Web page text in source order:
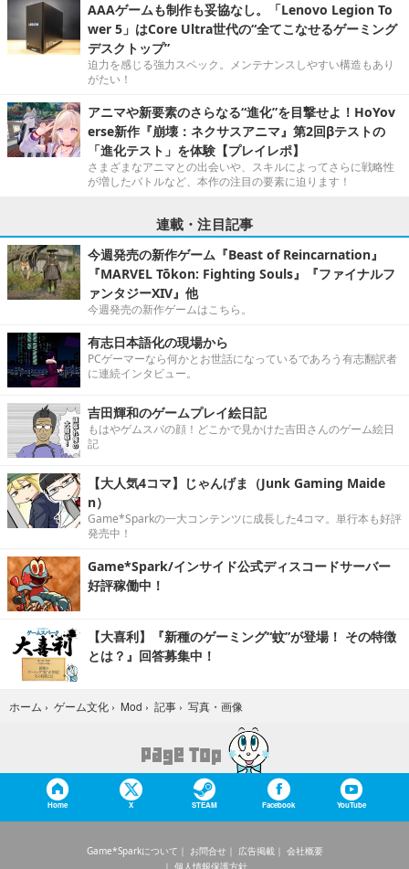
AAAゲームも制作も妥協なし。「Lenovo Legion To
wer 5」はCore Ultra世代の“全てこなせるゲーミング
デスクトップ”
迫力を感じる強力スペック。メンテナンスしやすい構造もあり
がたい！
アニマや新要素のさらなる“進化”を目撃せよ！HoYov
erse新作『崩壊：ネクサスアニマ』第2回βテストの
「進化テスト」を体験【プレイレポ】
さまざまなアニマとの出会いや、スキルによってさらに戦略性
が増したバトルなど、本作の注目の要素に迫ります！
連載・注目記事
今週発売の新作ゲーム『Beast of Reincarnation』
『MARVEL Tōkon: Fighting Souls』『ファイナルフ
ァンタジーXIV』他
今週発売の新作ゲームはこちら。
有志日本語化の現場から
PCゲーマーなら何かとお世話になっているであろう有志翻訳者
に連続インタビュー。
吉田輝和のゲームプレイ絵日記
もはやゲムスパの顔！どこかで見かけた吉田さんのゲーム絵日
記
【大人気4コマ】じゃんげま（Junk Gaming Maide
n）
Game*Sparkの一大コンテンツに成長した4コマ。単行本も好評
発売中！
Game*Spark/インサイド公式ディスコードサーバー
好評稼働中！
【大喜利】『新種のゲーミング“蚊”が登場！ その特徴
とは？』回答募集中！
ホーム › ゲーム文化 › Mod › 記事 › 写真・画像
Home X STEAM Facebook YouTube
Game*Sparkについて お問合せ 広告掲載
会社概要